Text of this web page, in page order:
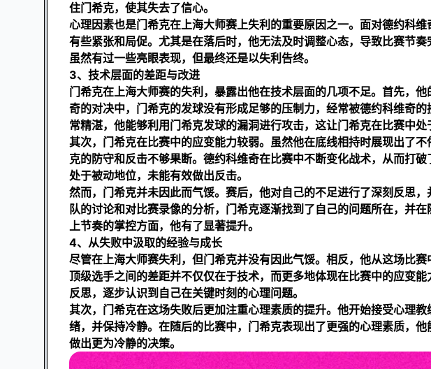
住门希克，使其失去了信心。
心理因素也是门希克在上海大师赛上失利的重要原因之一。面对德约科
有些紧张和局促。尤其是在落后时，他无法及时调整心态，导致比赛节
虽然有过一些亮眼表现，但最终还是以失利告终。
3、技术层面的差距与改进
门希克在上海大师赛的失利，暴露出他在技术层面的几项不足。首先，
奇的对决中，门希克的发球没有形成足够的压制力，经常被德约科维奇
常精湛，他能够利用门希克发球的漏洞进行攻击，这让门希克在比赛中处
其次，门希克在比赛中的应变能力较弱。虽然他在底线相持时展现出了
克的防守和反击不够果断。德约科维奇在比赛中不断变化战术，从而打
处于被动地位，未能有效做出反击。
然而，门希克并未因此而气馁。赛后，他对自己的不足进行了深刻反思
队的讨论和对比赛录像的分析，门希克逐渐找到了自己的问题所在，并
上节奏的掌控方面，他有了显著提升。
4、从失败中汲取的经验与成长
尽管在上海大师赛失利，但门希克并没有因此气馁。相反，他从这场比
顶级选手之间的差距并不仅仅在于技术，而更多地体现在比赛中的应变
反思，逐步认识到自己在关键时刻的心理问题。
其次，门希克在这场失败后更加注重心理素质的提升。他开始接受心理
绪，并保持冷静。在随后的比赛中，门希克表现出了更强的心理素质，
做出更为冷静的决策。